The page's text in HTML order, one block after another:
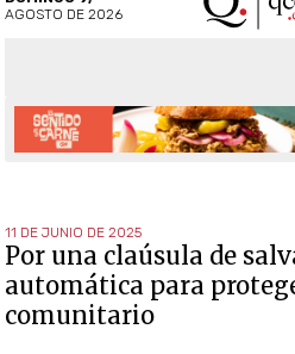
AGOSTO DE 2026
11 DE JUNIO DE 2025
Por una claúsula de
automática para
comunitario